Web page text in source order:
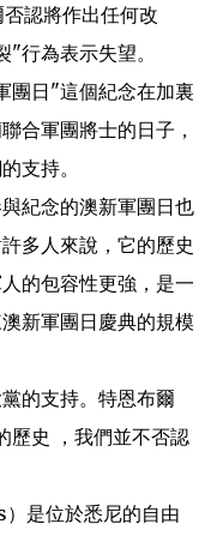
認將作出任何改
行為表示失望。
團日"這個紀念在加裏
合軍團將士的日子，
支持。
紀念的澳新軍團日也
多人來說，它的歷史
的包容性更強，是一
新軍團日慶典的規模
的支持。特恩布爾
歷史 ，我們並不否認
是位於悉尼的自由